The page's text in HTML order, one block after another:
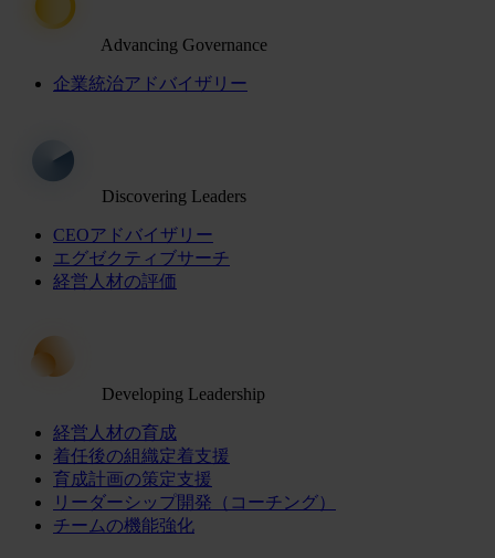
Advancing Governance
企業統治アドバイザリー
Discovering Leaders
CEOアドバイザリー
エグゼクティブサーチ
経営人材の評価
Developing Leadership
経営人材の育成
着任後の組織定着支援
育成計画の策定支援
リーダーシップ開発（コーチング）
チームの機能強化